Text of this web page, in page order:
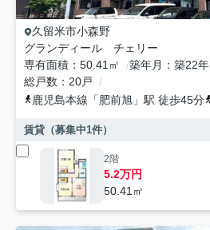
久留米市小森野
グランディール チェリー
専有面積
50.41㎡ 築年月 築22年
総戸数
20戸
鹿児島本線 「肥前旭 」駅 徒歩45分
賃貸（募集中1件）
2階
5.2万円
50.41㎡